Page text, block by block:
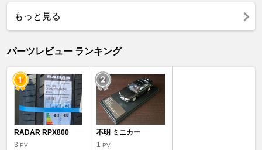
もっと見る
パーツレビュー ランキング
RADAR RPX800
3 PV
不明 ミニカー
1PV